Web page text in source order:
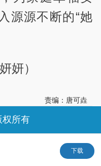
源源不断的“她
妍）
责编：唐可垚
下载
权所有